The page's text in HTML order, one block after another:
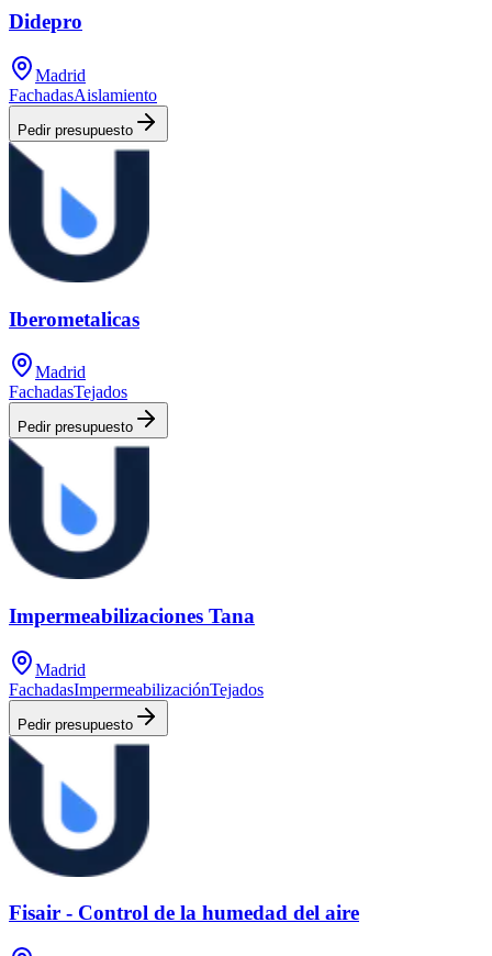
Didepro
Madrid
FachadasAislamiento
Pedir presupuesto
Iberometalicas
Madrid
FachadasTejados
Pedir presupuesto
Impermeabilizaciones Tana
Madrid
FachadasImpermeabilizaciónTejados
Pedir presupuesto
Fisair - Control de la humedad del aire